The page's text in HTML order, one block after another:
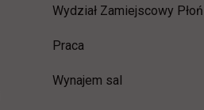
Wydział Zamiejscowy
Pracalink otwiera się w
Wynajem sal